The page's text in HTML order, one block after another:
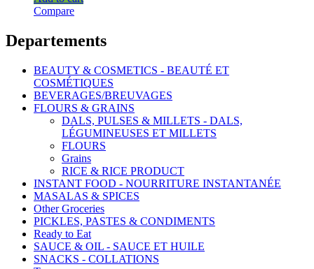
Compare
Departements
BEAUTY & COSMETICS - BEAUTÉ ET
COSMÉTIQUES
BEVERAGES/BREUVAGES
FLOURS & GRAINS
DALS, PULSES & MILLETS - DALS,
LÉGUMINEUSES ET MILLETS
FLOURS
Grains
RICE & RICE PRODUCT
INSTANT FOOD - NOURRITURE INSTANTANÉE
MASALAS & SPICES
Other Groceries
PICKLES, PASTES & CONDIMENTS
Ready to Eat
SAUCE & OIL - SAUCE ET HUILE
SNACKS - COLLATIONS